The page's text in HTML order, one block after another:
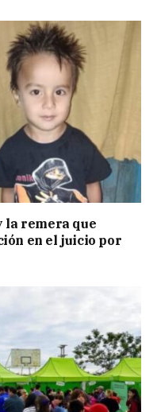
la remera que
en el juicio por